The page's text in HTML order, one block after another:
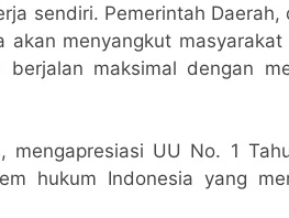
sendiri. Pemerintah
akan menyangkut
berjalan maksimal dengan
mengapresiasi UU No. 1
hukum Indonesia yang